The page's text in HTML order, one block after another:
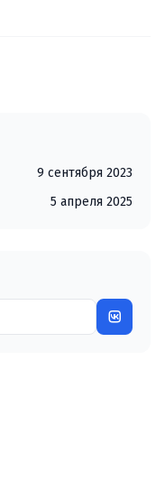
9 сентября 2023
5 апреля 2025